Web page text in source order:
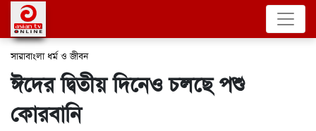
সারাবাংলা ধর্ম ও জীবন
ঈদের দ্বিতীয় দিনেও চলছে পশু
কোরবানি